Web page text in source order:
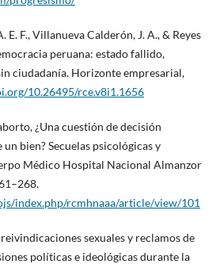
E. F., Villanueva Calderón, J. A., & Reyes
peruana: estado fallido,
ciudadanía. Horizonte empresarial,
10.26495/rce.v8i1.1656
¿Una cuestión de decisión
bien? Secuelas psicológicas y
Médico Hospital Nacional Almanzor
index.php/rcmhnaaa/article/view/101
sexuales y reclamos de
políticas e ideológicas durante la